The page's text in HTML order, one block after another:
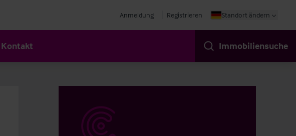
Anmeldung Registrieren Standort ändern
Kontakt Immobiliensuche